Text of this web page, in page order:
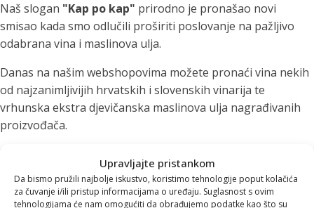
Upravljajte pristankom
Da bismo pružili najbolje iskustvo, koristimo tehnologije poput kolačića
za čuvanje i/ili pristup informacijama o uređaju. Suglasnost s ovim
tehnologijama će nam omogućiti da obrađujemo podatke kao što su
Naš slogan "Kap po kap" prirodno je pronašao novi
smisao kada smo odlučili proširiti poslovanje na pažljivo
odabrana vina i maslinova ulja.
Danas na našim webshopovima možete pronaći vina nekih
od najzanimljivijih hrvatskih i slovenskih vinarija te
vrhunska ekstra djevičanska maslinova ulja nagrađivanih
proizvođača.
Istre
Vipavske doline